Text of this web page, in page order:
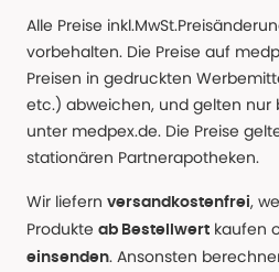
Alle Preise
vorbehalten. Die Preise auf
Preisen in gedruckten
etc.) abweichen, und gelten nur
unter medpex.de. Die Preise
stationären Partnerapotheken.
Wir liefern versandkostenfrei,
Produkte ab Bestellwert kaufen
einsenden. Ansonsten